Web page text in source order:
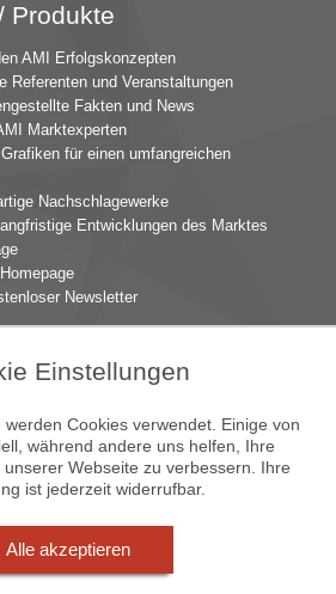
Produkte
AMI Erfolgskonzepten
Referenten und Veranstaltungen
Fakten und News
Marktexperten
für einen umfangreichen
Nachschlagewerke
Entwicklungen des Marktes
Newsletter
Einstellungen
Cookies verwendet. Einige von
während andere uns helfen, Ihre
Webseite zu verbessern. Ihre
ist jederzeit widerrufbar.
Alle akzeptieren